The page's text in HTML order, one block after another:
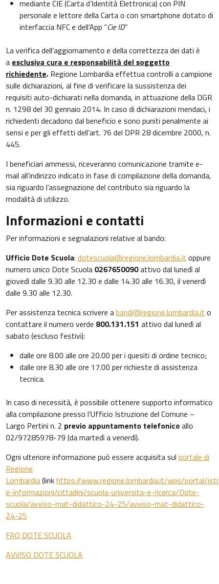
mediante CIE (Carta d’Identità Elettronica) con PIN
personale e lettore della Carta o con smartphone dotato di
interfaccia NFC e dell’App “Cie ID”
La verifica dell’aggiornamento e della correttezza dei dati è
a esclusiva cura e responsabilità del soggetto
richiedente. Regione Lombardia effettua controlli a campione
sulle dichiarazioni, al fine di verificare la sussistenza dei
requisiti auto-dichiarati nella domanda, in attuazione della DGR
n. 1298 del 30 gennaio 2014. In caso di dichiarazioni mendaci, i
richiedenti decadono dal beneficio e sono puniti penalmente ai
sensi e per gli effetti dell’art. 76 del DPR 28 dicembre 2000, n.
445.
I beneficiari ammessi, riceveranno comunicazione tramite e-
mail all’indirizzo indicato in fase di compilazione della domanda,
sia riguardo l’assegnazione del contributo sia riguardo la
modalità di utilizzo.
Informazioni e contatti
Per informazioni e segnalazioni relative al bando:
Ufficio Dote Scuola: dotescuola@regione.lombardia.it oppure
numero unico Dote Scuola 0267650090attivo dal lunedì al
giovedì dalle 9.30 alle 12.30 e dalle 14.30 alle 16.30, il venerdì
dalle 9.30 alle 12.30.
Per assistenza tecnica scrivere abandi@regione.lombardia.it o
contattare il numero verde 800.131.151 attivo dal lunedì al
sabato (escluso festivi):
dalle ore 8.00 alle ore 20.00 per i quesiti di ordine tecnico;
dalle ore 8.30 alle ore 17.00 per richieste di assistenza
tecnica.
In caso di necessità, è possibile ottenere supporto informatico
alla compilazione presso l’Ufficio Istruzione del Comune –
Largo Pertini n. 2 previo appuntamento telefonicoallo
02/97285978-79 (da martedì a venerdì).
Ogni ulteriore informazione può essere acquisita sul portale di
Regione
Lombardia(linkhttps://www.regione.lombardia.it/wps/portal/
e-informazioni/cittadini/scuola-universita-e-ricerca/Dote-
scuola/avviso-mat-didattico-24-25/avviso-mat-didattico-
24-25
FAQ DOTE SCUOLA
AVVISO DOTE SCUOLA